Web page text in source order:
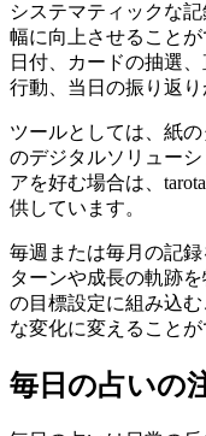
システマティックな
幅に向上させること
日付、カードの抽選
行動、当日の振り返り
ツールとしては、紙
のデジタルソリュー
アを好む場合は、
供しています。
毎週または毎月の記
ターンや成長の軌跡
の目標設定に組み込
な変化に変えることが
毎日の占いの